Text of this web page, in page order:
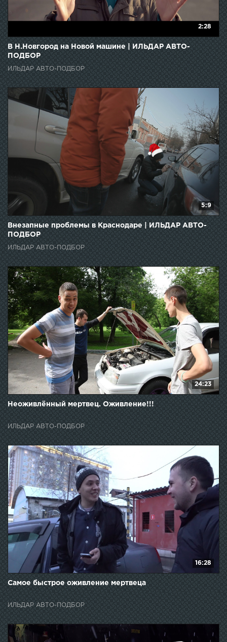
2:28
В Н.Новгород на Новой машине | ИЛЬДАР АВТО-
ПОДБОР
ИЛЬДАР АВТО-ПОДБОР
5:9
Внезапные проблемы в Краснодаре | ИЛЬДАР АВТО-
ПОДБОР
ИЛЬДАР АВТО-ПОДБОР
24:23
Неоживлённый мертвец. Оживление!!!
ИЛЬДАР АВТО-ПОДБОР
16:28
Самое быстрое оживление мертвеца
ИЛЬДАР АВТО-ПОДБОР